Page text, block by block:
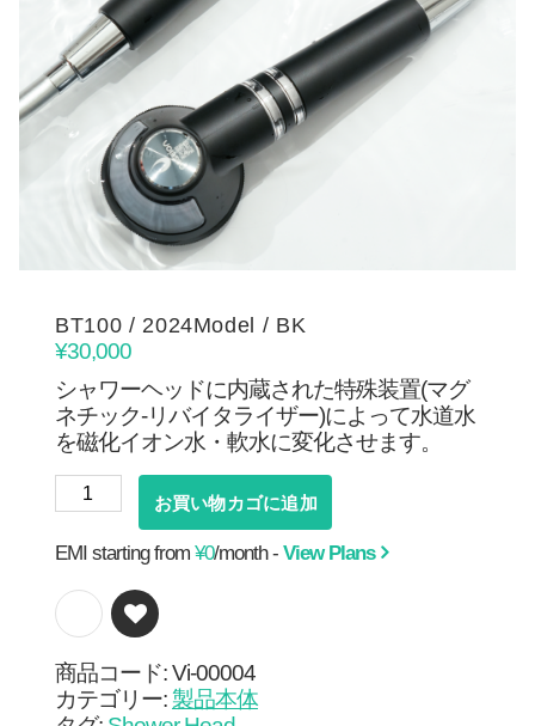
BT100 / 2024Model / BK
¥30,000
シャワーヘッドに内蔵された特殊装置(マグ
ネチック‐リバイタライザー)によって水道水
を磁化イオン水・軟水に変化させます。
BT100
/
2024Model
/
BK
個
お買い物カゴに追加
EMI starting from ¥0/month - View Plans
商品コード:Vi-00004
カテゴリー:製品本体